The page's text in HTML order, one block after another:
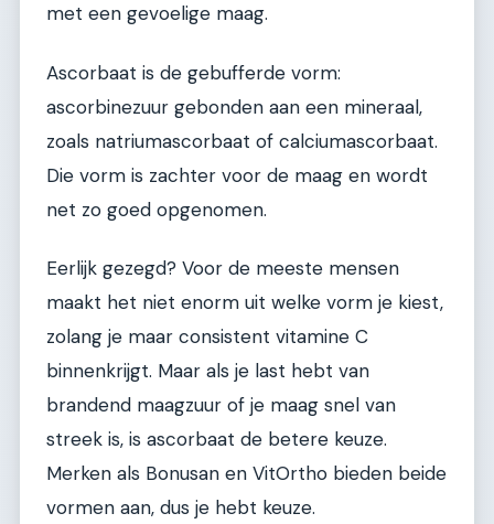
met een gevoelige maag.
Ascorbaat is de gebufferde vorm:
ascorbinezuur gebonden aan een mineraal,
zoals natriumascorbaat of calciumascorbaat.
Die vorm is zachter voor de maag en wordt
net zo goed opgenomen.
Eerlijk gezegd? Voor de meeste mensen
maakt het niet enorm uit welke vorm je kiest,
zolang je maar consistent vitamine C
binnenkrijgt. Maar als je last hebt van
brandend maagzuur of je maag snel van
streek is, is ascorbaat de betere keuze.
Merken als Bonusan en VitOrtho bieden beide
vormen aan, dus je hebt keuze.